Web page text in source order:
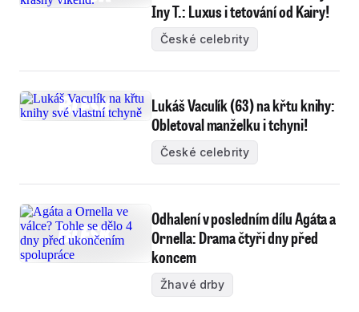
Iny T.: Luxus i tetování od Kairy!
České celebrity
Lukáš Vaculík (63) na křtu knihy:
Obletoval manželku i tchyni!
České celebrity
Odhalení v posledním dílu Agáta a
Ornella: Drama čtyři dny před
koncem
Žhavé drby